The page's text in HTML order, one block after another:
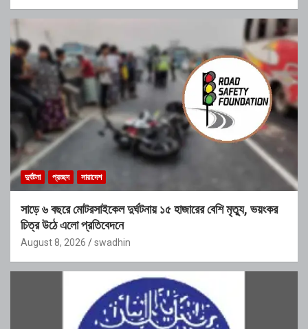
দুর্ঘটনা প্রচ্ছদ সারাদেশ
সাড়ে ৬ বছরে মোটরসাইকেল দুর্ঘটনায় ১৫ হাজারের বেশি মৃত্যু, ভয়ংকর
চিত্র উঠে এলো প্রতিবেদনে
August 8, 2026 swadhin